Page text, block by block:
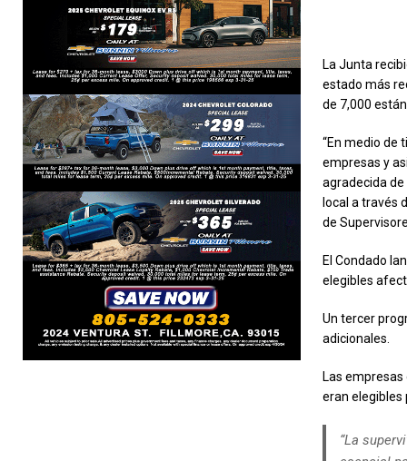
La Junta
estado más
de 7,000
“En medio de
empresas y
agradecida
local a través
de
El Condado
elegibles
Un tercer
adicionales.
Las
eran elegibles
“La